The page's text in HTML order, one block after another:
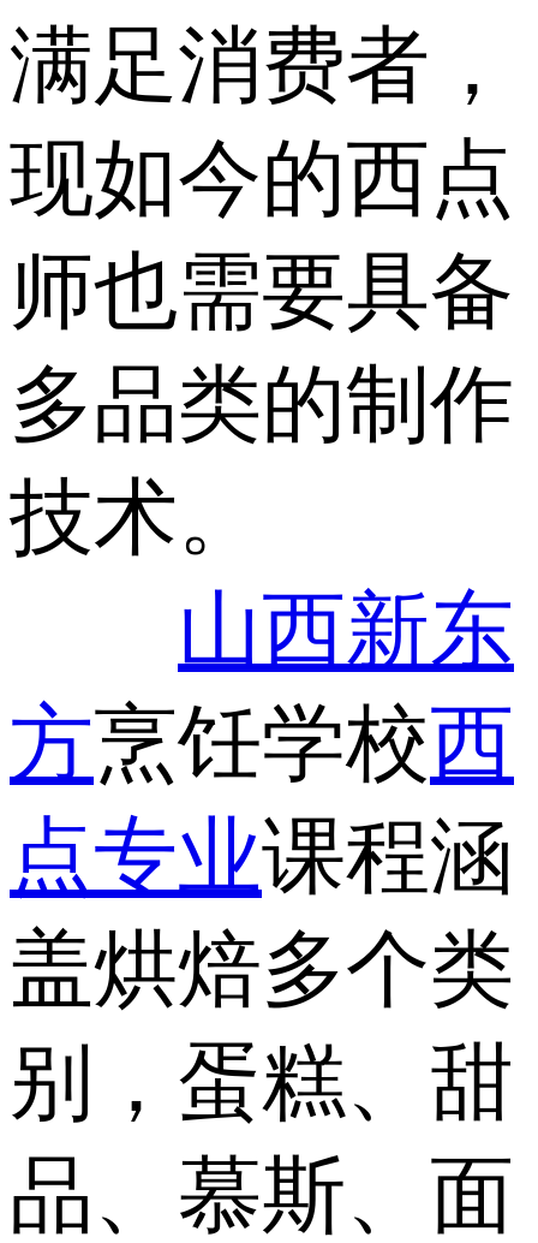
满足消费者，
现如今的西点
师也需要具备
多品类的制作
技术。
山西新东
方烹饪学校西
点专业课程涵
盖烘焙多个类
别，蛋糕、甜
品、慕斯、面